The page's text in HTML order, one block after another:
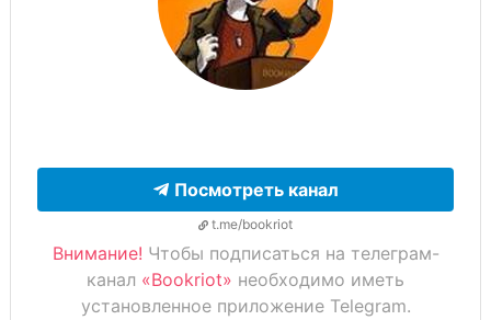
Посмотреть канал
t.me/bookriot
Внимание! Чтобы подписаться на телеграм-
канал «Bookriot» необходимо иметь
установленное приложение Telegram.